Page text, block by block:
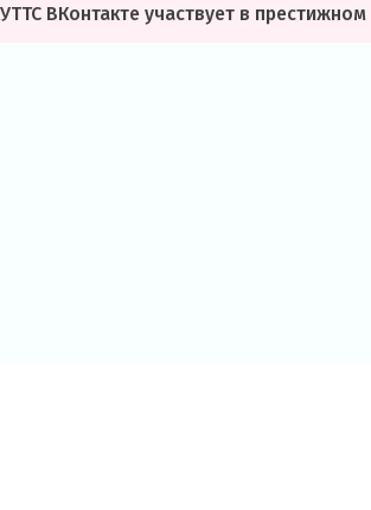
ВКонтакте участвует в